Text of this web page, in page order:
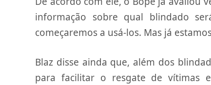
informação sobre qual blindado
começaremos a usá-los. Mas já
Blaz disse ainda que, além dos
para facilitar o resgate de vítimas